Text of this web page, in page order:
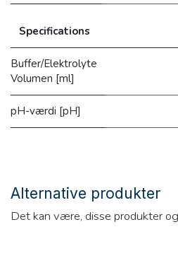
Specifications
Buffer/Elektrolyte
Volumen [ml]
pH-værdi [pH]
Alternative produkter
Det kan være, disse produkter